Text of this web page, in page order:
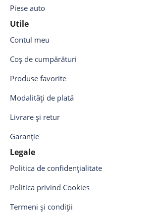
Piese auto
Utile
Contul meu
Coș de cumpărături
Produse favorite
Modalități de plată
Livrare și retur
Garanție
Legale
Politica de confidențialitate
Politica privind Cookies
Termeni și condiții